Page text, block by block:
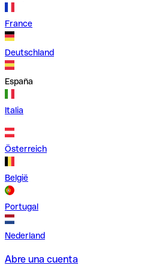
France
Deutschland
España
Italia
Österreich
België
Portugal
Nederland
Abre una cuenta